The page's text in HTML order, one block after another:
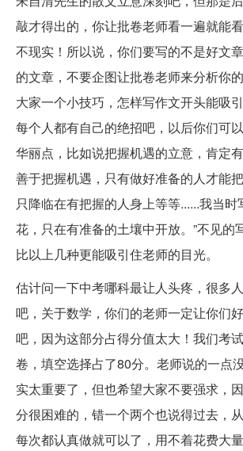
敲才得出的，你让批卷老师看一遍就能
不现实！所以说，你们要写的不是好文
的文章，不要企图让批卷老师来分析你
大家一个小技巧，怎样写作文开头能吸
每个人都有自己的绝招吧，以后你们可
华丽点，比如说把握机遇的立意，肯定
善于把握机遇，只有做好准备的人才能
只降临在有把握的人身上等等......我当时
花，只在有准备的土壤中开放。”不见的
比以上几种更能吸引住老师的目光。
估计问一下中考哪科最让人头疼，很多
吧，关于数学，你们的老师一定让你们
吧，因为这部分占得分值太大！我们考
卷，填空选择占了80分。老师说的一点
实太重要了，但也希望大家不要强求，
分很困难的，错一个两个也说得过去，
每次都认真做就可以了，用不着花费大